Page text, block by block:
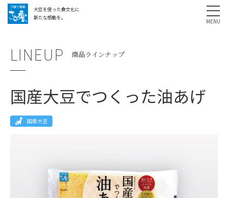
大豆を使った食文化に
新たな感動を。
採用情報
LINEUP 商品ラインナップ
国産大豆でつくった油あげ
国産大豆